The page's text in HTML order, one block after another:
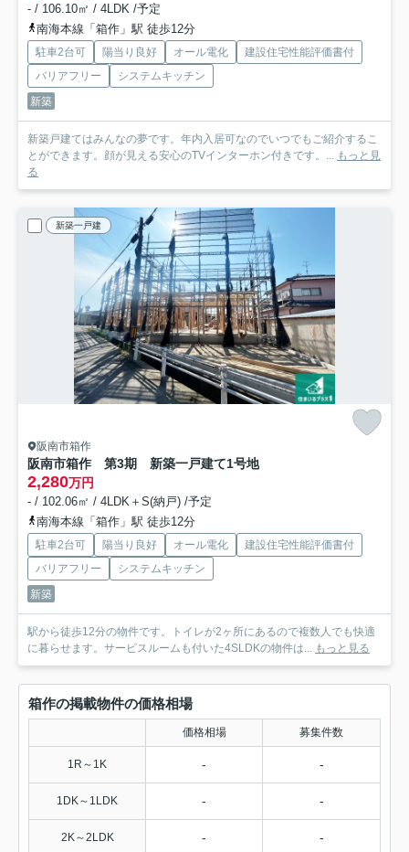
- / 106.10㎡ / 4LDK /予定
南海本線「箱作」駅 徒歩12分
駐車2台可 陽当り良好 オール電化
建設住宅性能評価書付
バリアフリー
システムキッチン
新築
新築戸建てはみんなの夢です。年内入居可なのでいつでもご紹介するこ
とができます。顔が見える安心のTVインターホン付きです。... もっと見
る
新築一戸建
阪南市箱作
阪南市箱作 第3期 新築一戸建て1号地
2,280万円
- / 102.06㎡ / 4LDK＋S(納戸) /予定
南海本線「箱作」駅 徒歩12分
駐車2台可 陽当り良好 オール電化
建設住宅性能評価書付
バリアフリー
システムキッチン
新築
駅から徒歩12分の物件です。トイレが2ヶ所にあるので複数人でも快適
に暮らせます。サービスルームも付いた4SLDKの物件は... もっと見る
箱作の掲載物件の価格相場
価格相場 募集件数
1R～1K - -
1DK～1LDK - -
2K～2LDK - -